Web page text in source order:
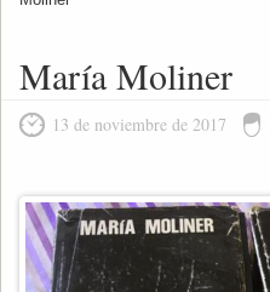
María Moliner
13 de noviembre de 2017